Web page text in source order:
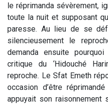
le réprimanda sévèrement,
toute la nuit et supposant
paresse. Au lieu de se
silencieusement le
demanda ensuite
critique du ‘Hidouché
reproche. Le Sfat Emeth
occasion d’être
appuyait son